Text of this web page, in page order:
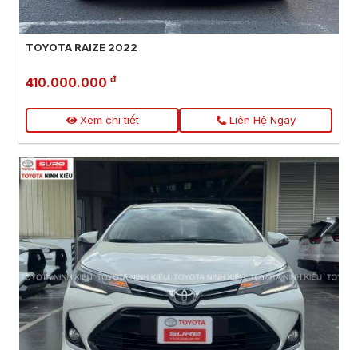
TOYOTA RAIZE 2022
410.000.000 đ
Xem chi tiết Liên Hệ Ngay